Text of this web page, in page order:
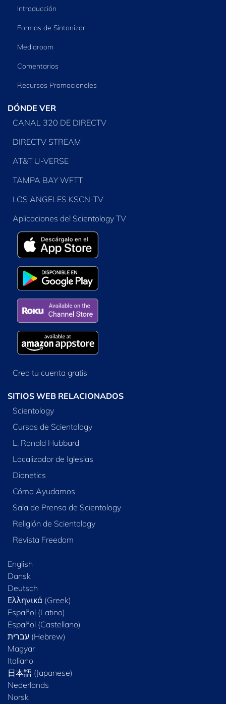
Introducción
Formas de Sintonizar
Mediaroom
Comentarios
Recursos Promocionales
DÓNDE VER
CANAL 320 DE DIRECTV
DIRECTV STREAM
AT&T U-VERSE
TAMPA BAY WFTT
LOS ANGELES KSCN-TV
Aplicaciones del Scientology TV
Crea tu cuenta gratis
SITIOS WEB RELACIONADOS
Scientology
Cursos de Scientology
L. Ronald Hubbard
Localizador de Iglesias
Dianetics
Cómo Ayudamos
Sala de Prensa de Scientology
Religión de Scientology
Revista Freedom
English
Dansk
Deutsch
Ελληνικά (Greek)
Español (Latino)
Español (Castellano)
Magyar
Italiano
日本語 (Japanese)
Nederlands
Norsk